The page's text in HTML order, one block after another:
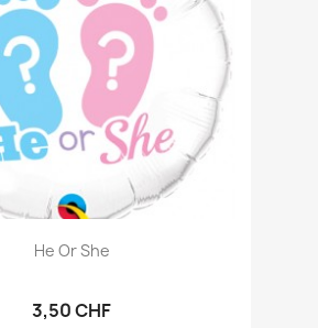
He Or She
3,50 CHF